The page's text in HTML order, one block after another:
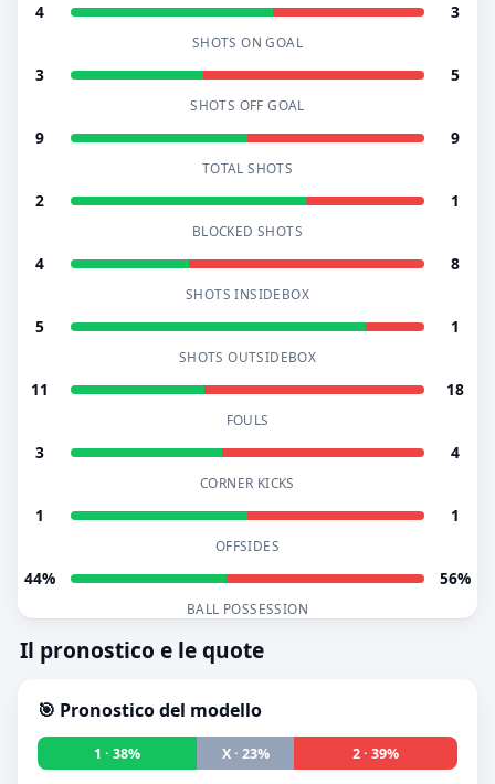
4 3
SHOTS ON GOAL
3 5
SHOTS OFF GOAL
9 9
TOTAL SHOTS
2 1
BLOCKED SHOTS
4 8
SHOTS INSIDEBOX
5 1
SHOTS OUTSIDEBOX
11 18
FOULS
3 4
CORNER KICKS
1 1
OFFSIDES
44% 56%
BALL POSSESSION
Il pronostico e le quote
🎯 Pronostico del modello
1 · 38% X · 23% 2 · 39%